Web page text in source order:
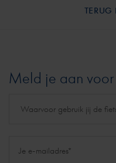
Meld je aan